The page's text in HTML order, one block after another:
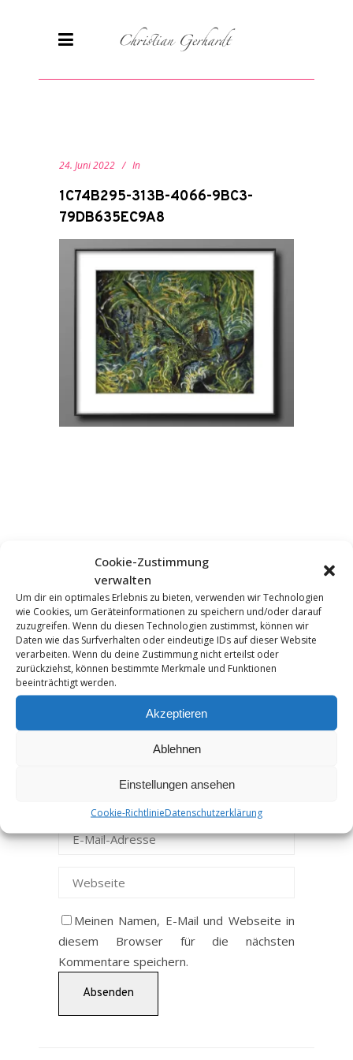
Cookie-Zustimmung
verwalten
Um dir ein optimales Erlebnis zu bieten, verwenden wir Technologien
wie Cookies, um Geräteinformationen zu speichern und/oder darauf
zuzugreifen. Wenn du diesen Technologien zustimmst, können wir
Daten wie das Surfverhalten oder eindeutige IDs auf dieser Website
verarbeiten. Wenn du deine Zustimmung nicht erteilst oder
zurückziehst, können bestimmte Merkmale und Funktionen
beeinträchtigt werden.
Akzeptieren
Ablehnen
Einstellungen ansehen
Cookie-RichtlinieDatenschutzerklärung
24. Juni 2022 In
1C74B295-313B-4066-9BC3-
79DB635EC9A8
KOMMENTAR HINZUFÜGEN
Meinen Namen, E-Mail und Webseite in
diesem Browser für die nächsten
Kommentare speichern.